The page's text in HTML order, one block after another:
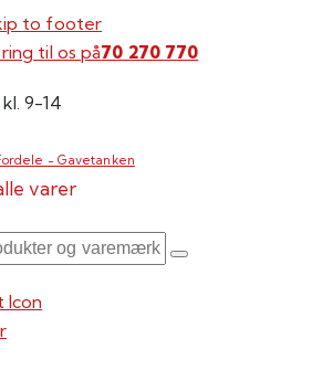
to footer
til os på70 270 770
9-14
varer